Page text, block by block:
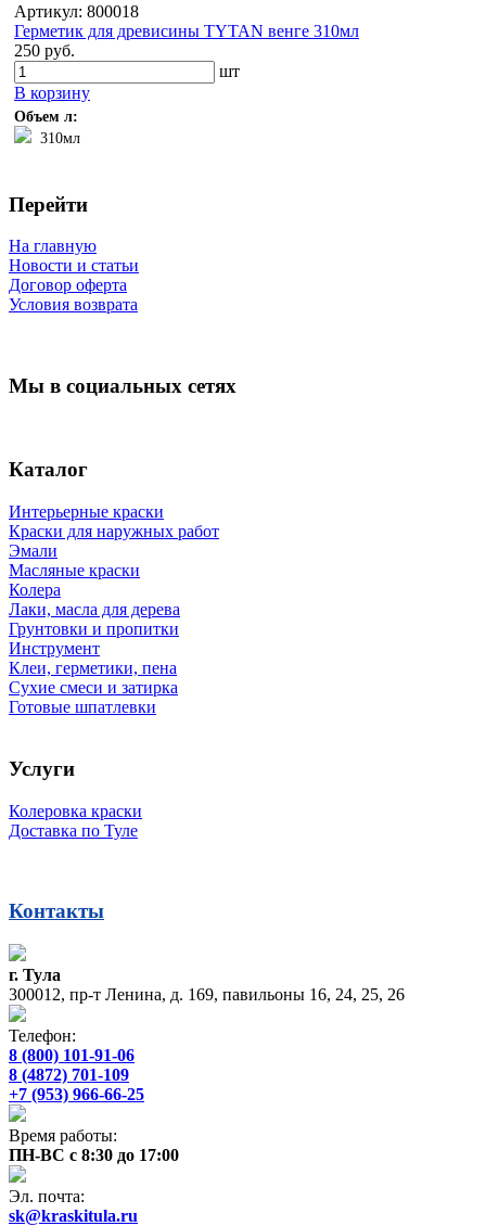
Артикул: 800018
Герметик для древисины TYTAN венге 310мл
250 руб.
шт
В корзину
Объем л:
310мл
Перейти
На главную
Новости и статьи
Договор оферта
Условия возврата
Мы в социальных сетях
Каталог
Интерьерные краски
Краски для наружных работ
Эмали
Масляные краски
Колера
Лаки, масла для дерева
Грунтовки и пропитки
Инструмент
Клеи, герметики, пена
Сухие смеси и затирка
Готовые шпатлевки
Услуги
Колеровка краски
Доставка по Туле
Контакты
г. Тула
300012, пр-т Ленина, д. 169, павильоны 16, 24, 25, 26
Телефон:
8 (800) 101-91-06
8 (4872) 701-109
+7 (953) 966-66-25
Время работы:
ПН-ВС с 8:30 до 17:00
Эл. почта:
sk@kraskitula.ru